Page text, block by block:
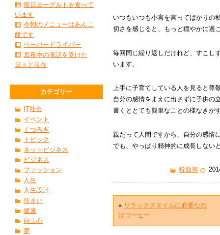
いつもいつも小言を言ってばかりの
切さを感じると、もっと穏やかに過
毎回同じ繰り返しだけれど、すこし
います。
上手に子育てしている人を見ると尊
自分の感情をまえに出さずに子供の
書くととても簡単なことの様なきが
親だって人間ですから、自分の感情
でも、やっぱり精神的に成長しない
税負担
« リラックスタイムに必要なの
はコーヒー
毎日ヨーグルトを食べて
います
今朝のメニューはあんこ
餅です
ペーパードライバー
真夜中の電話を受けた
日々と現在
カテゴリー
IT社会
イベント
くつろぎ
トピック
ネットビジネス
ビジネス
ファッション
人生
人生設計
住まい
健康
向上心
夢